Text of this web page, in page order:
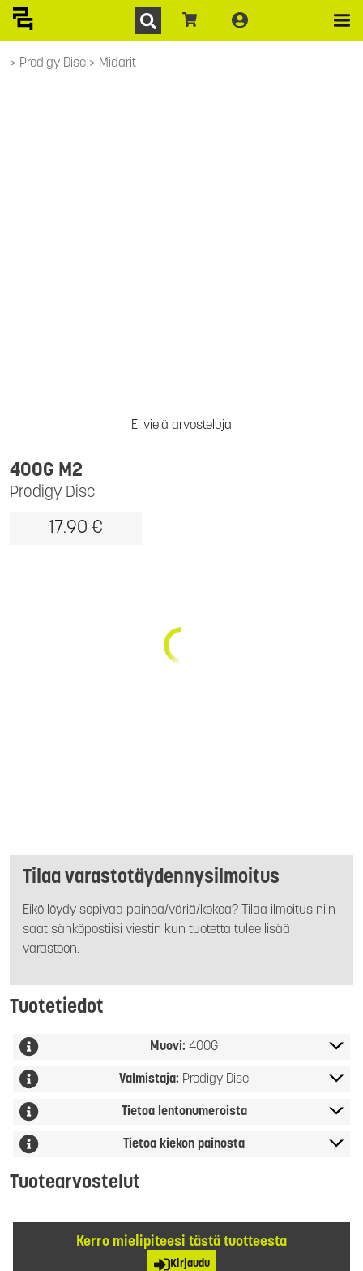
Prodigy Disc Midarit
Ei vielä arvosteluja
Prodigy Disc
400G M2
17.90 €
Tilaa varastotäydennysilmoitus
Eikö löydy sopivaa painoa/väriä/kokoa? Tilaa ilmoitus niin
saat sähköpostiisi viestin kun tuotetta tulee lisää
varastoon.
Tuotetiedot
Muovi: 400G
Valmistaja: Prodigy Disc
Tietoa lentonumeroista
Tietoa kiekon painosta
Tuotearvostelut
Kerro mielipiteesi tästä tuotteesta
Kirjaudu